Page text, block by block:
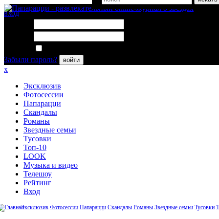
вход
Забыли пароль?
войти
x
Эксклюзив
Фотосессии
Папарацци
Скандалы
Романы
Звездные семьи
Тусовки
Топ-10
LOOK
Музыка и видео
Телешоу
Рейтинг
Вход
Эксклюзив Фотосессии Папарацци Скандалы Романы Звездные семьи Тусовки